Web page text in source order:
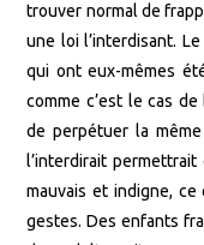
trouver normal de
une loi l’interdisant.
qui ont eux-mêmes
comme c’est le cas
de perpétuer la
l’interdirait
mauvais et indigne,
gestes. Des enfants